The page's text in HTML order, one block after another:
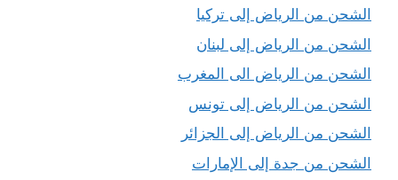
الشحن من الرياض إلى تركيا
الشحن من الرياض إلى لبنان
الشحن من الرياض الى المغرب
الشحن من الرياض إلى تونس
الشحن من الرياض إلى الجزائر
الشحن من جدة إلى الإمارات